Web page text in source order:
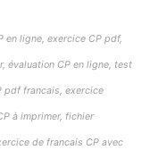
en ligne, exercice CP pdf,
évaluation CP en ligne, test
pdf francais, exercice
à imprimer, fichier
de francais CP avec